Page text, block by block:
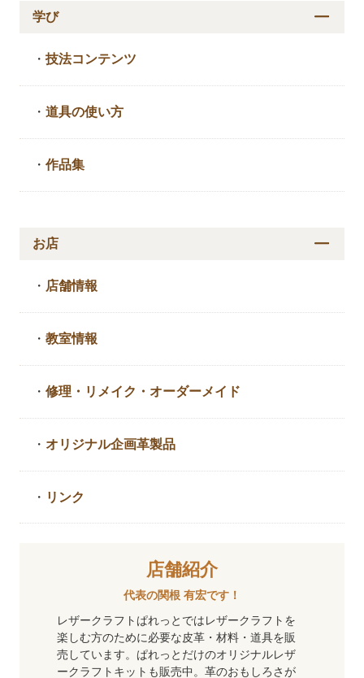
学び
・技法コンテンツ
・道具の使い方
・作品集
お店
・ 店舗情報
・教室情報
・修理・リメイク・ オーダーメイド
・ オリジナル企画革製品
・ リンク
店舗紹介
代表の関根 有宏です！
レザークラフトぱれっとではレザークラフトを
楽しむ方のために必要な皮革・材料・道具を販
売しています。ぱれっとだけのオリジナルレザ
ークラフトキットも販売中。革のおもしろさが